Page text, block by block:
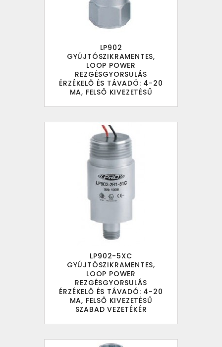
LP902
GYÚJTÓSZIKRAMENTES,
LOOP POWER
REZGÉSGYORSULÁS
ÉRZÉKELŐ ÉS TÁVADÓ: 4-20
MA, FELSŐ KIVEZETÉSŰ
LP902-5XC
GYÚJTÓSZIKRAMENTES,
LOOP POWER
REZGÉSGYORSULÁS
ÉRZÉKELŐ ÉS TÁVADÓ: 4-20
MA, FELSŐ KIVEZETÉSŰ
SZABAD VEZETÉKÉR